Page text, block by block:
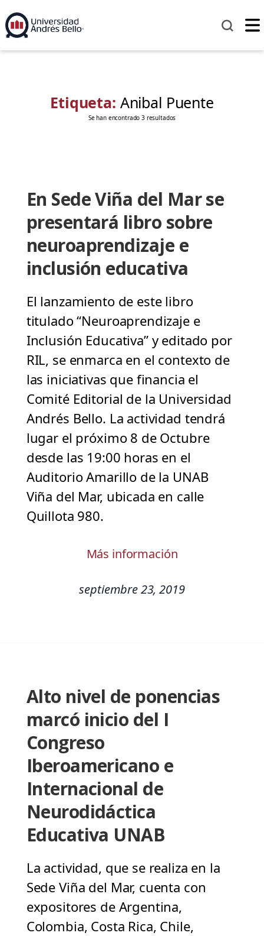
Etiqueta: Anibal Puente
Se han encontrado 3 resultados
En Sede Viña del Mar se
presentará libro sobre
neuroaprendizaje e
inclusión educativa
El lanzamiento de este libro
titulado “Neuroaprendizaje e
Inclusión Educativa” y editado por
RIL, se enmarca en el contexto de
las iniciativas que financia el
Comité Editorial de la Universidad
Andrés Bello. La actividad tendrá
lugar el próximo 8 de Octubre
desde las 19:00 horas en el
Auditorio Amarillo de la UNAB
Viña del Mar, ubicada en calle
Quillota 980.
Más información
septiembre 23, 2019
Alto nivel de ponencias
marcó inicio del I
Congreso
Iberoamericano e
Internacional de
Neurodidáctica
Educativa UNAB
La actividad, que se realiza en la
Sede Viña del Mar, cuenta con
expositores de Argentina,
Colombia, Costa Rica, Chile,